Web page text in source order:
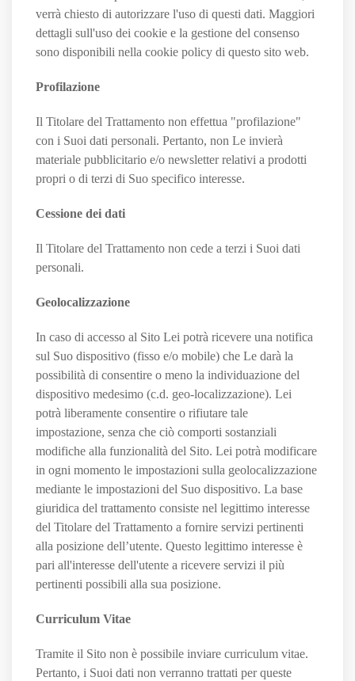
verrà chiesto di autorizzare l'uso di questi dati. Maggiori
dettagli sull'uso dei cookie e la gestione del consenso
sono disponibili nella cookie policy di questo sito web.
Profilazione
Il Titolare del Trattamento non effettua "profilazione"
con i Suoi dati personali. Pertanto, non Le invierà
materiale pubblicitario e/o newsletter relativi a prodotti
propri o di terzi di Suo specifico interesse.
Cessione dei dati
Il Titolare del Trattamento non cede a terzi i Suoi dati
personali.
Geolocalizzazione
In caso di accesso al Sito Lei potrà ricevere una notifica
sul Suo dispositivo (fisso e/o mobile) che Le darà la
possibilità di consentire o meno la individuazione del
dispositivo medesimo (c.d. geo-localizzazione). Lei
potrà liberamente consentire o rifiutare tale
impostazione, senza che ciò comporti sostanziali
modifiche alla funzionalità del Sito. Lei potrà modificare
in ogni momento le impostazioni sulla geolocalizzazione
mediante le impostazioni del Suo dispositivo. La base
giuridica del trattamento consiste nel legittimo interesse
del Titolare del Trattamento a fornire servizi pertinenti
alla posizione dell’utente. Questo legittimo interesse è
pari all'interesse dell'utente a ricevere servizi il più
pertinenti possibili alla sua posizione.
Curriculum Vitae
Tramite il Sito non è possibile inviare curriculum vitae.
Pertanto, i Suoi dati non verranno trattati per queste